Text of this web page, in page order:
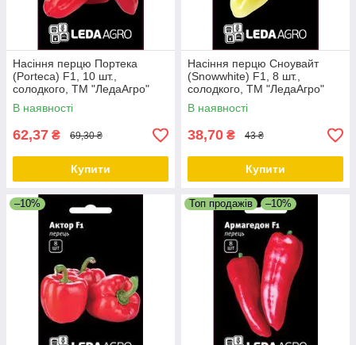
Насіння перцю Портека
(Porteca) F1, 10 шт.,
солодкого, ТМ "ЛедаАгро"
В наявності
62,37 ₴ 69,30 ₴
Купити
Насіння перцю Сноувайт
(Snowwhite) F1, 8 шт.,
солодкого, ТМ "ЛедаАгро"
В наявності
38,70 ₴ 43 ₴
Купити
–10% Топ продажів –10%